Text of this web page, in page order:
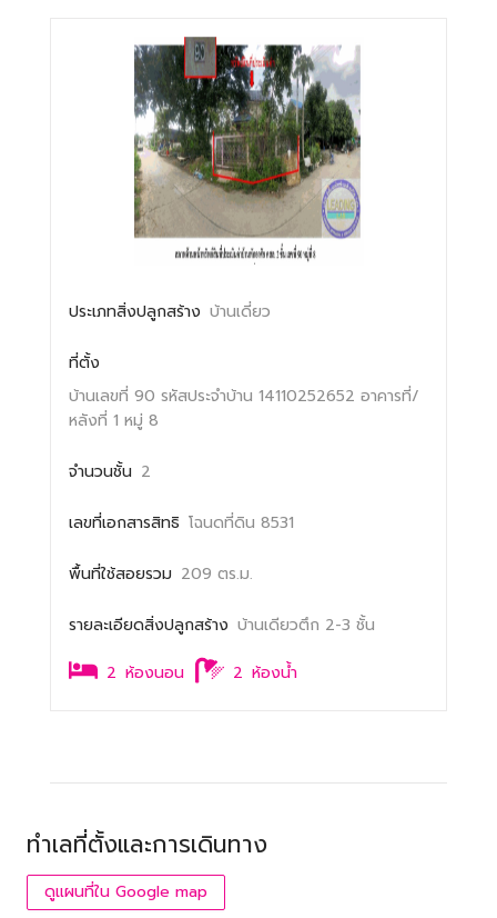
ประเภทสิ่งปลูกสร้าง บ้านเดี่ยว
ที่ตั้ง
บ้านเลขที่ 90 รหัสประจำบ้าน 14110252652 อาคารที่/
หลังที่ 1 หมู่ 8
จำนวนชั้น 2
เลขที่เอกสารสิทธิ โฉนดที่ดิน 8531
พื้นที่ใช้สอยรวม 209 ตร.ม.
รายละเอียดสิ่งปลูกสร้าง บ้านเดียวตึก 2-3 ชั้น
2 ห้องนอน 2 ห้องน้ำ
ทำเลที่ตั้งและการเดินทาง
ดูแผนที่ใน Google map